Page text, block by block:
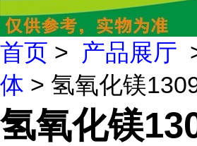
首页 > 产品展厅
体 > 氢氧化镁
氢氧化镁